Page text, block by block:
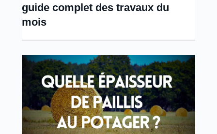
guide complet des travaux du
mois